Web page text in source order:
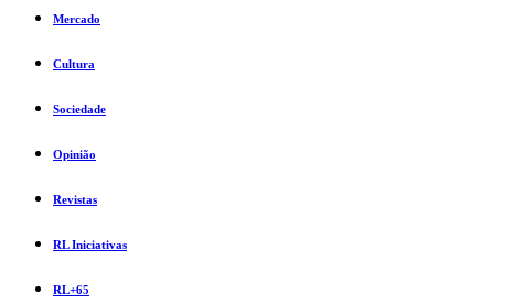
Mercado
Cultura
Sociedade
Opinião
Revistas
RL Iniciativas
RL+65